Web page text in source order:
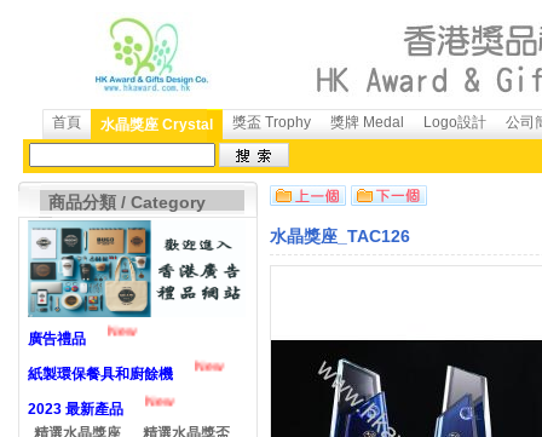
首頁 水晶獎座 Crystal 獎盃 Trophy 獎牌 Medal Logo設計 公司
商品分類 / Category
廣告禮品 New
紙製環保餐具和廚餘機 New
2023 最新產品
New
精選水晶獎座
精選水晶獎盃
水晶獎座_TAC126